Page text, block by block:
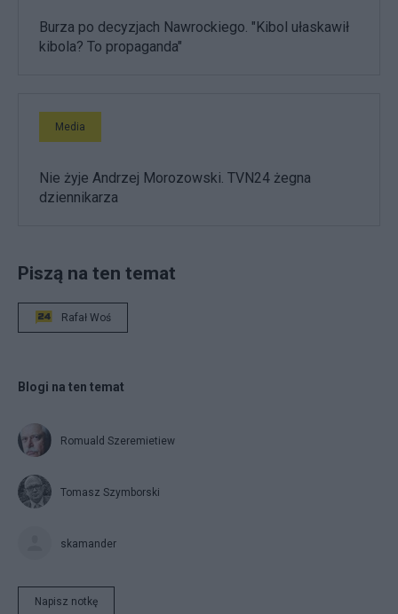
Burza po decyzjach Nawrockiego. "Kibol ułaskawił
kibola? To propaganda"
Media
Nie żyje Andrzej Morozowski. TVN24 żegna
dziennikarza
Piszą na ten temat
Rafał Woś
Blogi na ten temat
Romuald Szeremietiew
Tomasz Szymborski
skamander
Napisz notkę